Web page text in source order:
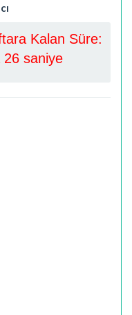
Kalan Süre:
26 saniye